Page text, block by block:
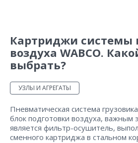
Картриджи системы
воздуха WABCO.
выбрать?
УЗЛЫ И АГРЕГАТЫ
Пневматическая система
блок подготовки воздуха, важным
является фильтр-осушитель,
сменного картриджа в стальном